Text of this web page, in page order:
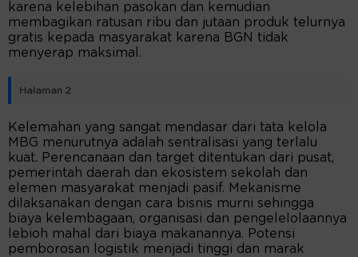
karena kelebihan pasokan dan kemudian
membagikan ratusan ribu dan jutaan produk telurnya
gratis kepada masyarakat karena BGN tidak
menyerap maksimal.
Halaman 2
Kelemahan yang sangat mendasar dari tata kelola
MBG menurutnya adalah sentralisasi yang terlalu
kuat. Perencanaan dan target ditentukan dari pusat,
pemerintah daerah dan ekosistem sekolah dan
elemen masyarakat menjadi pasif. Mekanisme
dilaksanakan dengan cara bisnis murni sehingga
biaya kelembagaan, organisasi dan pengelelolaannya
lebioh mahal dari biaya makanannya. Potensi
pemborosan logistik menjadi tinggi dan marak